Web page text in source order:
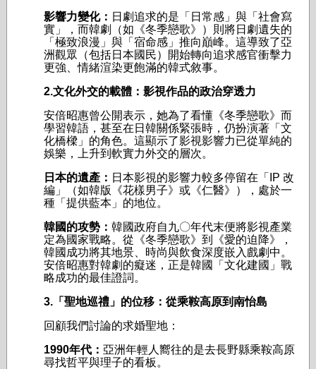
影響力變化： 日劇追求的是「日常感」與「社會寫
實」，而韓劇（如《冬季戀歌》）則將日劇遺失的
「極致浪漫」與「宿命感」推向巔峰。這導致了亞
洲觀眾（包括日本國民）開始轉向追求感官衝擊力
更強、情緒渲染更飽滿的韓式敘事。
2.文化外交的載體：影視作品的政治穿透力
安倍昭惠曾公開表示，她為了看懂《冬季戀歌》而
學習韓語，甚至在日韓關係緊張時，仍扮演著「文
化橋樑」的角色。這顯示了影視影響力已從單純的
娛樂，上升到軟實力外交的層次。
日本的遺產： 日本影視的影響力較多停留在「IP 改
編」（如韓版《花樣男子》或《仁醫》），處於一
種「提供藍本」的地位。
韓國的攻勢： 韓國政府自九〇年代末便將影視產業
定為國家戰略。從《冬季戀歌》到《愛的迫降》，
韓國成功將其地景、時尚與飲食深度嵌入戲劇中。
安倍昭惠對韓劇的癡迷，正是韓國「文化建國」戰
略成功的最佳證詞。
3.「聖地巡禮」的位移：從乘鞍高原到南怡島
回顧我們討論的求婚聖地：
1990年代： 亞洲年輕人嚮往的是去長野縣乘鞍高原
尋找哲平與理子的看板。